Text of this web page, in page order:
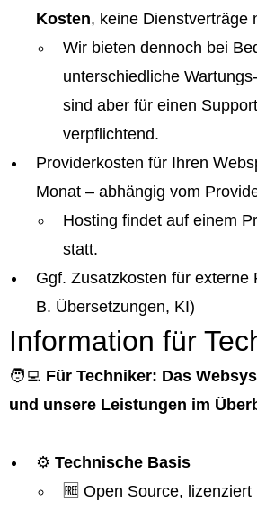
Kosten, keine Dienstverträge
Wir bieten dennoch bei
unterschiedliche
sind aber für einen
verpflichtend.
Providerkosten für Ihren
Monat – abhängig vom
Hosting findet auf einem
statt.
Ggf. Zusatzkosten für externe
B. Übersetzungen, KI)
Information für
🧑‍💻 Für Techniker: Das
und unsere Leistungen im
⚙️ Technische Basis
🆓 Open Source,